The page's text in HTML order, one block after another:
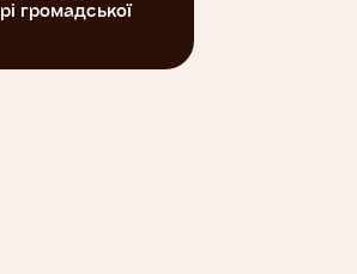
громадської